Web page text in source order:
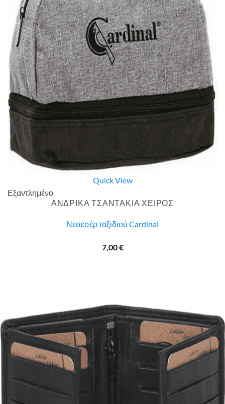
Quick View
Εξαντλημένο
ΑΝΔΡΙΚΑ ΤΣΑΝΤΑΚΙΑ ΧΕΙΡΟΣ
Νεσεσέρ ταξιδιού Cardinal
7,00€